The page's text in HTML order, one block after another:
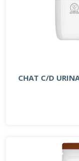
CHAT C/D